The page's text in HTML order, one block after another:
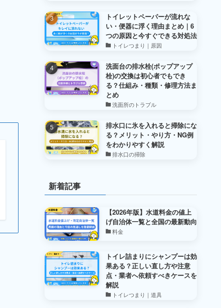
トイレットペーパーが流れな
い・便器に浮く理由まとめ｜6
つの原因と今すぐできる対処法
トイレつまり｜原因
洗面台の排水栓(ポップアップ
栓)の交換は初心者でもでき
る？仕組み・種類・修理方法ま
とめ
洗面所のトラブル
排水口に氷を入れると掃除にな
る？メリット・やり方・NG例
をわかりやすく解説
排水口の掃除
新着記事
【2026年版】水道料金の値上
げ自治体一覧と全国の最新動向
料金
トイレ詰まりにシャンプーは効
果ある？正しい直し方や注意
点・業者へ依頼すべきケースを
解説
トイレつまり｜道具